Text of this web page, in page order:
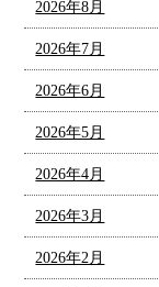
2026年8月
2026年7月
2026年6月
2026年5月
2026年4月
2026年3月
2026年2月